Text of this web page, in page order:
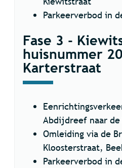
Parkeerverbod in
Fase 3 -
huisnummer
Karterstraat
Abdijdreef naar
Omleiding via de
Kloosterstraat,
Parkeerverbod in